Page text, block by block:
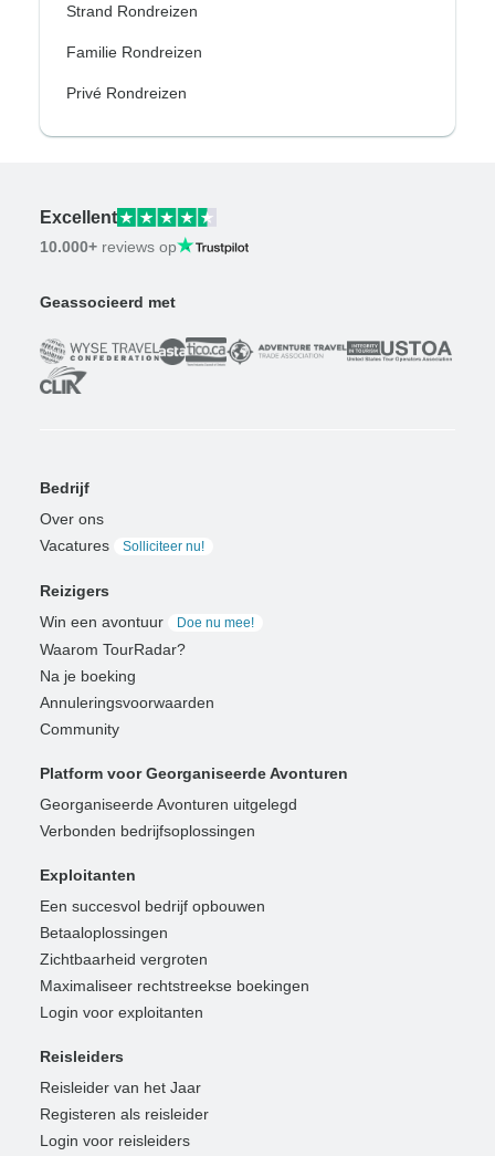
Strand Rondreizen
Familie Rondreizen
Privé Rondreizen
Excellent
10.000+ reviews op
Geassocieerd met
Bedrijf
Over ons
Vacatures
Solliciteer nu!
Reizigers
Win een avontuur
Doe nu mee!
Waarom TourRadar?
Na je boeking
Annuleringsvoorwaarden
Community
Platform voor Georganiseerde Avonturen
Georganiseerde Avonturen uitgelegd
Verbonden bedrijfsoplossingen
Exploitanten
Een succesvol bedrijf opbouwen
Betaaloplossingen
Zichtbaarheid vergroten
Maximaliseer rechtstreekse boekingen
Login voor exploitanten
Reisleiders
Reisleider van het Jaar
Registeren als reisleider
Login voor reisleiders